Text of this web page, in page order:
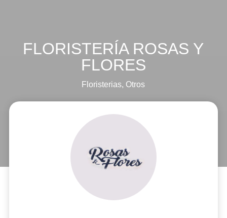
FLORISTERÍA ROSAS Y
FLORES
Floristerias, Otros